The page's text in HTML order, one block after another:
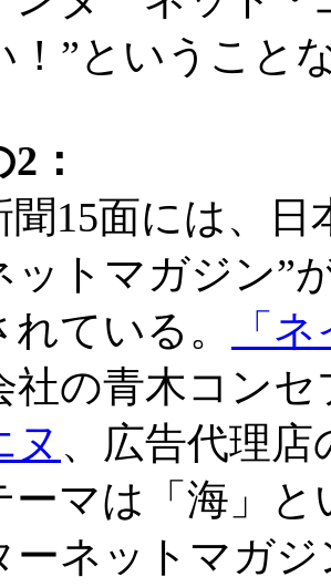
！”ということ
：
15面には、日
ットマガジン”
ている。
「
社の青木コン
ヌ 、広告代理店
ーマは「海」
ーネットマガ